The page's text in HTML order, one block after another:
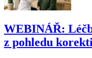
WEBINÁŘ:
z pohledu